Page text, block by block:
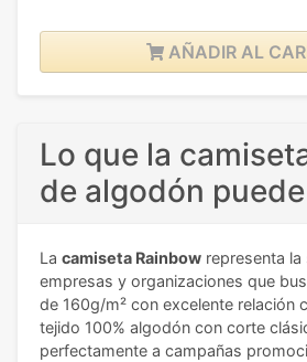
AÑADIR AL
Lo que la
de algodón
La camiseta Rainbow representa la
empresas y organizaciones que
de 160g/m² con excelente relación
tejido 100% algodón con corte
perfectamente a campañas